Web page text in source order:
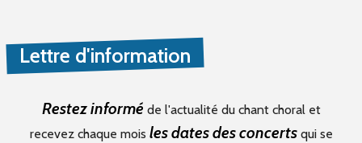
Lettre d'information
Restez informé de l'actualité du chant choral et
recevez chaque mois les dates des concertsqui se